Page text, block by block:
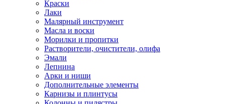
Краски
Лаки
Малярный инструмент
Масла и воски
Морилки и пропитки
Растворители, очистители, олифа
Эмали
Лепнина
Арки и ниши
Дополнительные элементы
Карнизы и плинтусы